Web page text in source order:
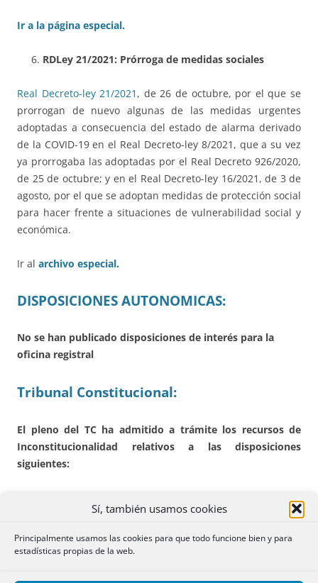
Sí, también usamos cookies
Principalmente usamos las cookies para que todo funcione bien y para
estadísticas propias de la web.
Ir a la página especial.
RDLey 21/2021: Prórroga de medidas sociales
Real Decreto-ley 21/2021 , de 26 de octubre, por el que se
prorrogan de nuevo algunas de las medidas urgentes
adoptadas a consecuencia del estado de alarma derivado
de la COVID-19 en el Real Decreto-ley 8/2021, que a su vez
ya prorrogaba las adoptadas por el Real Decreto 926/2020,
de 25 de octubre; y en el Real Decreto-ley 16/2021, de 3 de
agosto, por el que se adoptan medidas de protección social
para hacer frente a situaciones de vulnerabilidad social y
económica.
Ir al archivo especial.
DISPOSICIONES AUTONOMICAS:
No se han publicado disposiciones de interés para la
oficina registral
Tribunal Constitucional:
El pleno del TC ha admitido a trámite los recursos de
Inconstitucionalidad relativos a las disposiciones
siguientes:
Ley
11/2020, de 18 de septiembre , de medidas urgentes
en materia de contención de rentas en los contratos
de arrendamiento de vivienda